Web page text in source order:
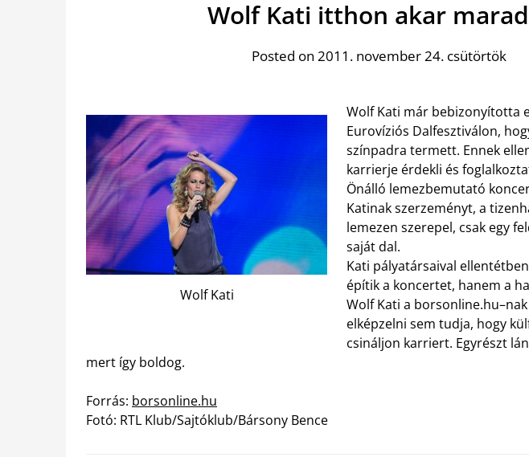
Wolf Kati itthon akar
Posted on 2011. november 24. csütörtök
Wolf Kati
Wolf Kati már bebizonyította
Eurovíziós Dalfesztiválon,
színpadra termett. Ennek
karrierje érdekli és
Önálló lemezbemutató
Katinak szerzeményt, a
lemezen szerepel, csak egy
saját dal.
Kati pályatársaival
építik a koncertet, hanem a
Wolf Kati a
elképzelni sem tudja, hogy
csináljon karriert. Egyrészt
mert így boldog.
Forrás: borsonline.hu
Fotó: RTL Klub/Sajtóklub/Bársony Bence